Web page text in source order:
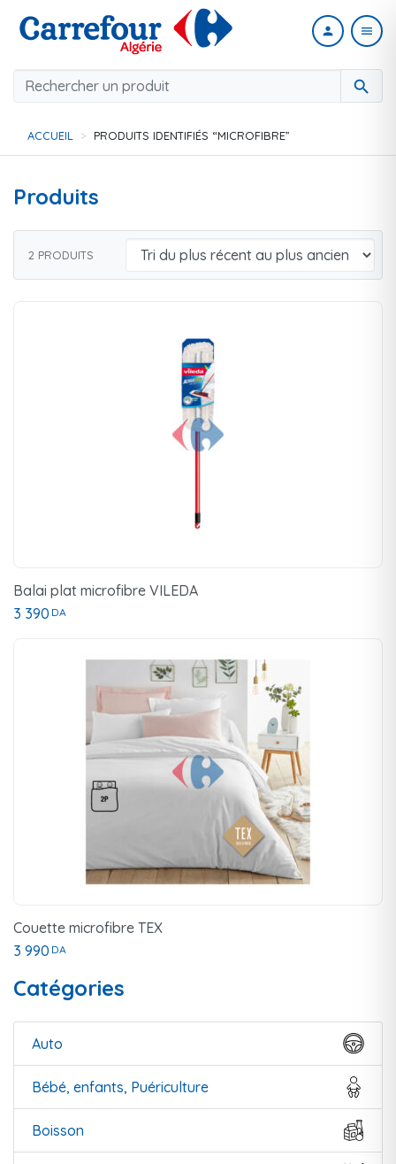
search
person menu
ACCUEIL PRODUITS IDENTIFIÉS “MICROFIBRE”
Catégories
Auto
Bébé, enfants, Puériculture
Boisson
Produits
2 PRODUITS
Balai plat microfibre VILEDA
3 390 DA
Couette microfibre TEX
3 990 DA